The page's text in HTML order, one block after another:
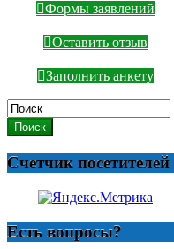
Формы заявлений
Оставить отзыв
Заполнить анкету
Поиск
Счетчик посетителей
Есть вопросы?